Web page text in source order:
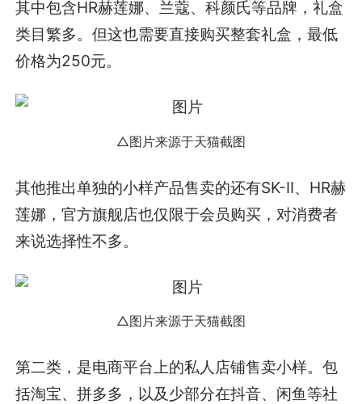
其中包含HR赫莲娜、兰蔻、科颜氏等品牌，礼盒
类目繁多。但这也需要直接购买整套礼盒，最低
价格为250元。
△图片来源于天猫截图
其他推出单独的小样产品售卖的还有SK-II、HR赫
莲娜，官方旗舰店也仅限于会员购买，对消费者
来说选择性不多。
△图片来源于天猫截图
第二类，是电商平台上的私人店铺售卖小样。包
括淘宝、拼多多，以及少部分在抖音、闲鱼等社